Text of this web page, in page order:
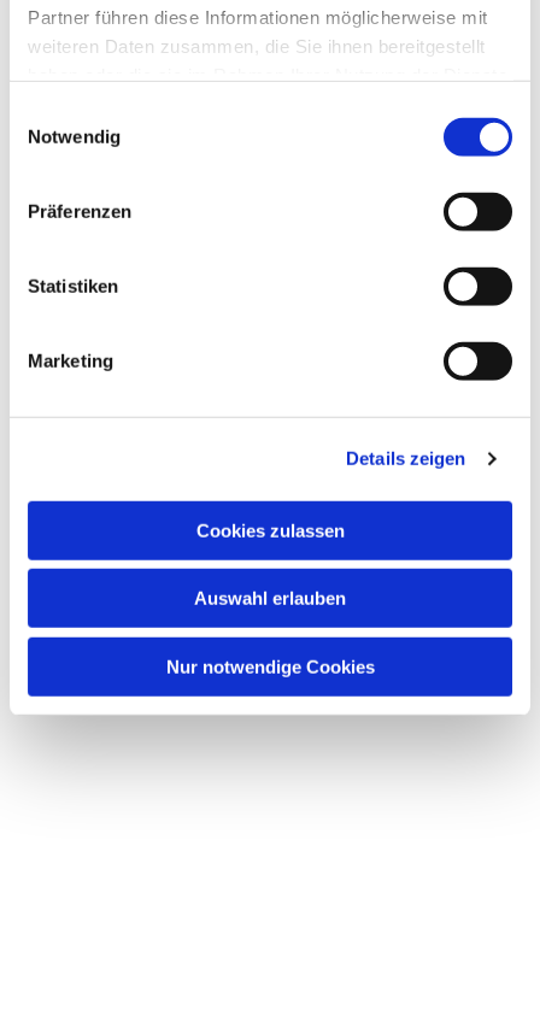
Partner führen diese Informationen möglicherweise mit
weiteren Daten zusammen, die Sie ihnen bereitgestellt
Notwendig
Präferenzen
Statistiken
Marketing
Details zeigen
Cookies zulassen
Auswahl erlauben
Nur notwendige Cookies
interessieren